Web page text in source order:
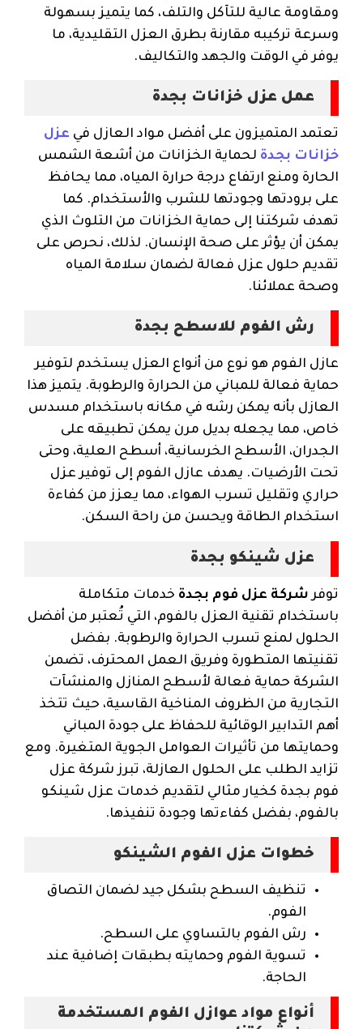
ومقاومة عالية للتآكل والتلف، كما يتميز بسهولة
وسرعة تركيبه مقارنة بطرق العزل التقليدية، ما
يوفر في الوقت والجهد والتكاليف.
عمل عزل خزانات بجدة
تعتمد المتميزون على أفضل مواد العازل في عزل
خزانات بجدة لحماية الخزانات من أشعة الشمس
الحارة ومنع ارتفاع درجة حرارة المياه، مما يحافظ
على برودتها وجودتها للشرب والأستخدام. كما
تهدف شركتنا إلى حماية الخزانات من التلوث الذي
يمكن أن يؤثر على صحة الإنسان. لذلك، نحرص على
تقديم حلول عزل فعالة لضمان سلامة المياه
وصحة عملائنا.
رش الفوم للاسطح بجدة
عازل الفوم هو نوع من أنواع العزل يستخدم لتوفير
حماية فعالة للمباني من الحرارة والرطوبة. يتميز هذا
العازل بأنه يمكن رشه في مكانه باستخدام مسدس
خاص، مما يجعله بديل مرن يمكن تطبيقه على
الجدران، الأسطح الخرسانية، أسطح العلية، وحتى
تحت الأرضيات. يهدف عازل الفوم إلى توفير عزل
حراري وتقليل تسرب الهواء، مما يعزز من كفاءة
استخدام الطاقة ويحسن من راحة السكن.
عزل شينكو بجدة
توفرشركة عزل فوم بجدة خدمات متكاملة
باستخدام تقنية العزل بالفوم، التي تُعتبر من أفضل
الحلول لمنع تسرب الحرارة والرطوبة. بفضل
تقنيتها المتطورة وفريق العمل المحترف، تضمن
الشركة حماية فعالة لأسطح المنازل والمنشآت
التجارية من الظروف المناخية القاسية، حيث تتخذ
أهم التدابير الوقائية للحفاظ على جودة المباني
وحمايتها من تأثيرات العوامل الجوية المتغيرة. ومع
تزايد الطلب على الحلول العازلة، تبرز شركة عزل
فوم بجدة كخيار مثالي لتقديم خدمات عزل شينكو
بالفوم، بفضل كفاءتها وجودة تنفيذها.
خطوات عزل الفوم الشينكو
تنظيف السطح بشكل جيد لضمان التصاق
الفوم.
رش الفوم بالتساوي على السطح.
تسوية الفوم وحمايته بطبقات إضافية عند
الحاجة.
أنواع مواد عوازل الفوم المستخدمة